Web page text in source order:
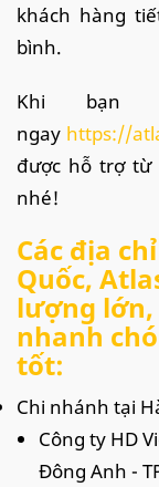
khách hàng
bình.
Khi bạn
ngay https://
được hỗ trợ từ
nhé!
Các địa
Quốc,
lượng
nhanh
tốt:
Chi nhánh tại
Công ty HD
Đông Anh -